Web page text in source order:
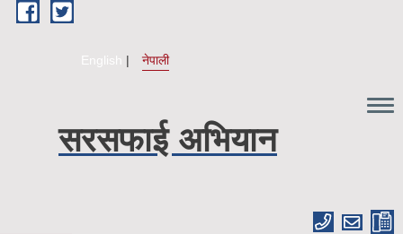
Skip to main content
English नेपाली
सरसफाई अभियान